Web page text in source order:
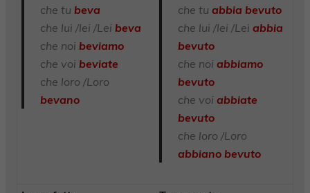
che tu beva
che lui /lei /Lei beva
che noi beviamo
che voi beviate
che loro /Loro
bevano
che tu abbia bevuto
che lui /lei /Lei abbia
bevuto
che noi abbiamo
bevuto
che voi abbiate
bevuto
che loro /Loro
abbiano bevuto